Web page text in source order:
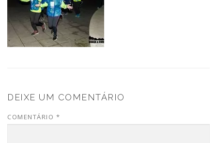
DEIXE UM COMENTÁRIO
COMENTÁRIO *